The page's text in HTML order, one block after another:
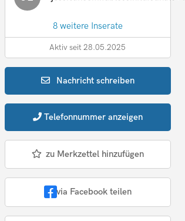
8 weitere Inserate
Aktiv seit 28.05.2025
Nachrichtschreiben
Telefonnummer anzeigen
zu Merkzettel hinzufügen
via Facebook teilen